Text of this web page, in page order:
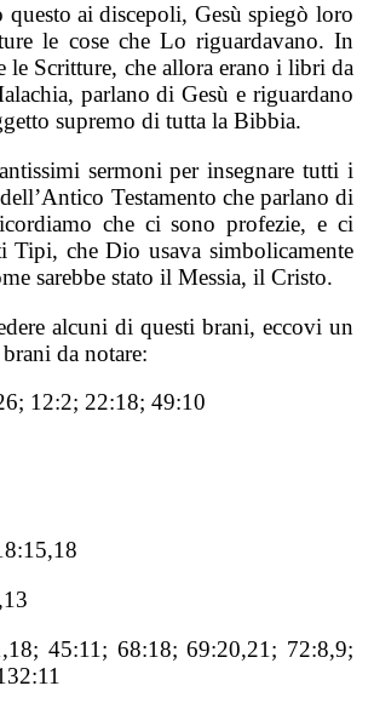
questo ai discepoli, Gesù spiegò loro
le cose che Lo riguardavano. In
le Scritture, che allora erano i libri da
parlano di Gesù e riguardano
supremo di tutta la Bibbia.
sermoni per insegnare tutti i
Testamento che parlano di
che ci sono profezie, e ci
Tipi, che Dio usava simbolicamente
sarebbe stato il Messia, il Cristo.
alcuni di questi brani, eccovi un
da notare:
12:2; 22:18; 49:10
45:11; 68:18; 69:20,21; 72:8,9;